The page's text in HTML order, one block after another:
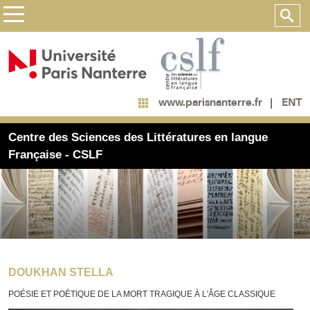
www.parisnanterre.fr ENT
Centre des Sciences des Littératures en langue
Française - CSLF
DOUKHAN STELLA
POÉSIE ET POÉTIQUE DE LA MORT TRAGIQUE À L'ÂGE CLASSIQUE